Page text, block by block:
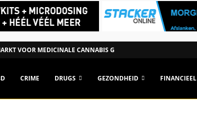
VOOR MEDICINALE CANNABIS GROEIT NAAR €1,15...
CRIME DRUGS GEZONDHEID FINANCIEEL